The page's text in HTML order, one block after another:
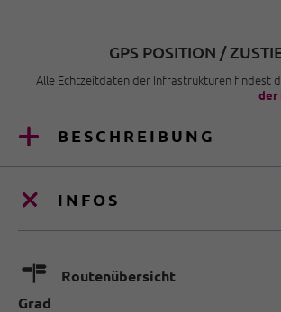
GPS POSITION /
Alle Echtzeitdaten der Infrastrukturen findest
der
BESCHREIBUNG
INFOS
🍫
Routenübersicht
Grad